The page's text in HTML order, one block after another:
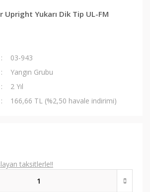
Upright Yukarı Dik Tip UL-FM
03-943
Yangın Grubu
2 Yıl
166,66 TL (%2,50 havale indirimi)
taksitlerle!!